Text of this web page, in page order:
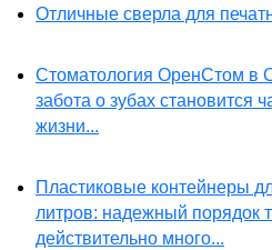
Отличные сверла для
Стоматология ОренСтом в
забота о зубах становится
жизни...
Пластиковые контейнеры
литров: надежный порядок
действительно много...